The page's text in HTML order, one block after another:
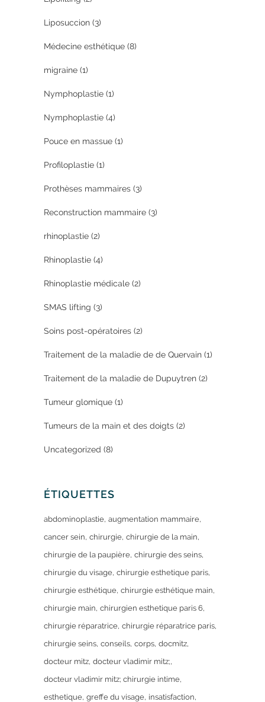
Liposuccion (3)
Médecine esthétique (8)
migraine (1)
Nymphoplastie (1)
Nymphoplastie (4)
Pouce en massue (1)
Profiloplastie (1)
Prothèses mammaires (3)
Reconstruction mammaire (3)
rhinoplastie (2)
Rhinoplastie (4)
Rhinoplastie médicale (2)
SMAS lifting (3)
Soins post-opératoires (2)
Traitement de la maladie de de Quervain (1)
Traitement de la maladie de Dupuytren (2)
Tumeur glomique (1)
Tumeurs de la main et des doigts (2)
Uncategorized (8)
ÉTIQUETTES
abdominoplastie augmentation mammaire
cancer sein chirurgie chirurgie de la main
chirurgie de la paupière chirurgie des seins
chirurgie du visage chirurgie esthetique paris
chirurgie esthétique chirurgie esthétique main
chirurgie main chirurgien esthetique paris 6
chirurgie réparatrice chirurgie réparatrice paris
chirurgie seins conseils corps docmitz
docteur mitz docteur vladimir mitz;
docteur vladimir mitz; chirurgie intime
esthetique greffe du visage insatisfaction